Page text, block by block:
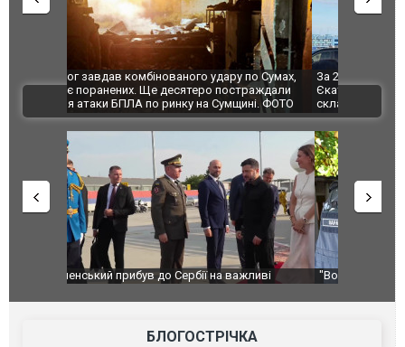
За 2000 кілометрів від кордону з Україною: в
Єкатеринбурзі після атаки дронів загорівся
склад Wildberries. ФОТО. ВІДЕО
"Мої
ВІДЕО
"Вони воюють, самі хочуть воювати, бо дурні": у
зневажливих слів про українських захисників.
В
порт: над
ВІДЕО
БЛОГОСТРІЧКА